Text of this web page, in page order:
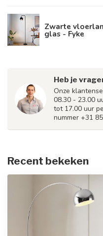
Zwarte
glas - Fyke
Heb je
Onze
08.30 - 23.00
tot 17.00 uur
nummer +31
Recent bekeken